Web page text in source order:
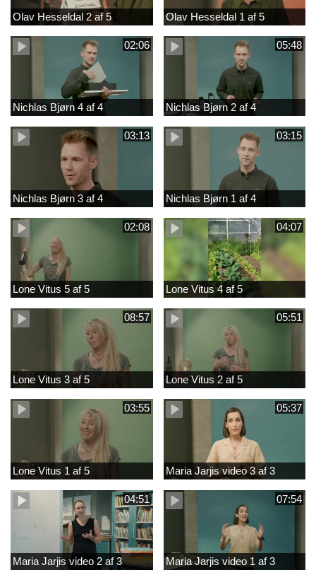
Olav Hesseldal 2 af 5 Olav Hesseldal 1 af 5
02:06
Nichlas Bjørn 4 af 4
05:48
Nichlas Bjørn 2 af 4
03:13
Nichlas Bjørn 3 af 4
03:15
Nichlas Bjørn 1 af 4
02:08
Lone Vitus 5 af 5
04:07
Lone Vitus 4 af 5
08:57
Lone Vitus 3 af 5
05:51
Lone Vitus 2 af 5
03:55
Lone Vitus 1 af 5
05:37
Maria Jarjis video 3 af 3
04:51
Maria Jarjis video 2 af 3
07:54
Maria Jarjis video 1 af 3